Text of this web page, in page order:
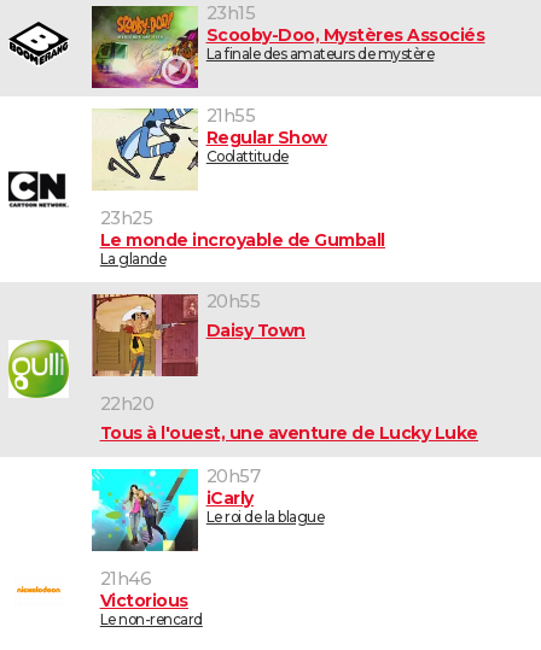
23h15
Scooby-Doo, Mystères Associés
La finale des amateurs de mystère
21h55
Regular Show
Coolattitude
23h25
Le monde incroyable de Gumball
La glande
20h55
Daisy Town
22h20
Tous à l'ouest, une aventure de Lucky Luke
20h57
iCarly
Le roi de la blague
21h46
Victorious
Le non-rencard